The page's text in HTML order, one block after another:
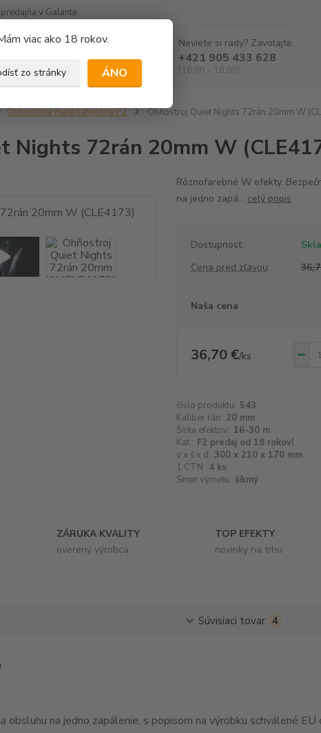
viac ako 18 rokov.
zo stránky ÁNO
v Galante
Hľadať
Neviete si rady? Zavolajte.
+421 905 433 628
(10.00 - 18.00)
Ohňostroje malé kategórie F2 Ohňostroj Quiet Nights 72rán 20mm W
Nights 72rán 20mm W
Rôznofarebné W efekty.
na jedno zapá... celý popis
Dostupnosť:
Cena pred zľavou
Naša cena
36,70 €/ks
číslo produktu: 543
Kaliber rán: 20 mm
Šírka efektov: 16-30 m
Kat.: F2 predaj od 18 rokov!
v x š x d: 300 x 210 x 170 mm
1 CTN: 4 ks
Smer výmetu: šikmý
ZÁRUKA KVALITY
overený výrobca
TOP EFEKTY
novinky na trhu
Súvisiaci tovar 4
obsluhu na jedno zapálenie, s popisom na výrobku schválené